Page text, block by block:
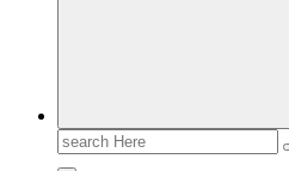
Search
for: